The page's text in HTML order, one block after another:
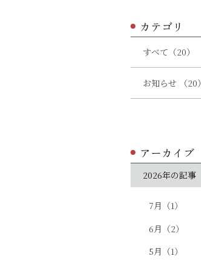
カテゴリ
すべて（20）
お知らせ （20）
アーカイブ
2026年の記事
7月（1）
6月（2）
5月（1）